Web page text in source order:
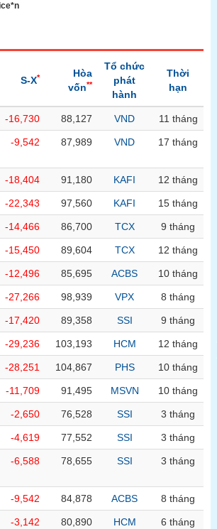
S-X*
Hòa
vốn**
Tổ chức
phát
hành
Thời
hạn
-16,730 88,127 VND 11 tháng
-9,542 87,989 VND 17 tháng
-18,404 91,180 KAFI 12 tháng
-22,343 97,560 KAFI 15 tháng
-14,466 86,700 TCX 9 tháng
-15,450 89,604 TCX 12 tháng
-12,496 85,695 ACBS 10 tháng
-27,266 98,939 VPX 8 tháng
-17,420 89,358 SSI 9 tháng
-29,236 103,193 HCM 12 tháng
-28,251 104,867 PHS 10 tháng
-11,709 91,495 MSVN 10 tháng
-2,650 76,528 SSI 3 tháng
-4,619 77,552 SSI 3 tháng
-6,588 78,655 SSI 3 tháng
-9,542 84,878 ACBS 8 tháng
-3,142 80,890 HCM 6 tháng
Hợp đồng tương lai Trái phiếu